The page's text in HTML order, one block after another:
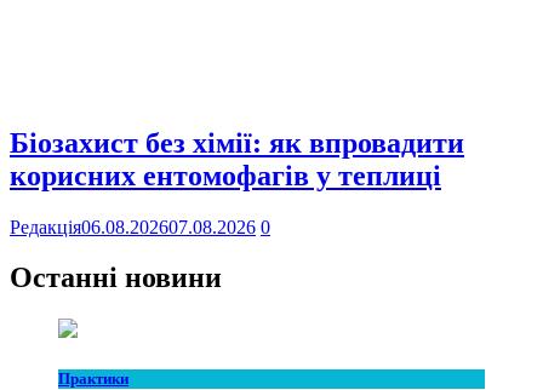
Біозахист без хімії: як впровадити
корисних ентомофагів у теплиці
Редакція06.08.202607.08.2026 0
Останні новини
Практики